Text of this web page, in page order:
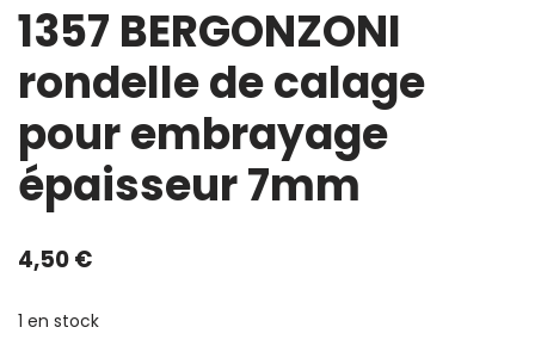
1357 BERGONZONI
rondelle de calage
pour embrayage
épaisseur 7mm
4,50€
1 en stock